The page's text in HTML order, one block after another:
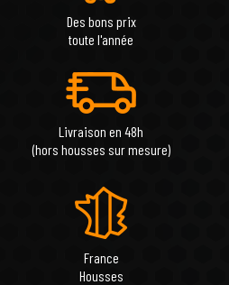
Des bons prix
toute l'année
Livraison en 48h
(hors housses sur mesure)
France
Housses